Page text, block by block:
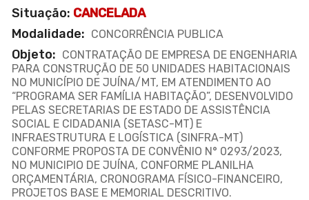
Situação: CANCELADA
Modalidade: CONCORRÊNCIA PUBLICA
Objeto: CONTRATAÇÃO DE EMPRESA DE ENGENHARIA
PARA CONSTRUÇÃO DE 50 UNIDADES HABITACIONAIS
NO MUNICÍPIO DE JUÍNA/MT, EM ATENDIMENTO AO
“PROGRAMA SER FAMÍLIA HABITAÇÃO”, DESENVOLVIDO
PELAS SECRETARIAS DE ESTADO DE ASSISTÊNCIA
SOCIAL E CIDADANIA (SETASC-MT) E
INFRAESTRUTURA E LOGÍSTICA (SINFRA-MT)
CONFORME PROPOSTA DE CONVÊNIO N° 0293/2023,
NO MUNICIPIO DE JUÍNA, CONFORME PLANILHA
ORÇAMENTÁRIA, CRONOGRAMA FÍSICO-FINANCEIRO,
PROJETOS BASE E MEMORIAL DESCRITIVO.